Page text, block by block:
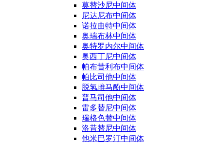
莫替沙尼中间体
尼达尼布中间体
诺拉曲特中间体
奥瑞布林中间体
奥特罗内尔中间体
奥西丁尼中间体
帕布昔利布中间体
帕比司他中间体
脱氢雌马酚中间体
普马司他中间体
雷多替尼中间体
瑞格色替中间体
洛昔替尼中间体
他米巴罗汀中间体